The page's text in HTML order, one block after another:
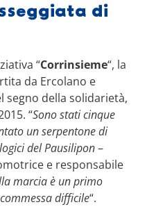
di
“Corrinsieme“, la
da Ercolano e
segno della solidarietà,
“Sono stati cinque
un serpentone di
del Pausilipon–
e responsabile
marcia è un primo
difficile“.